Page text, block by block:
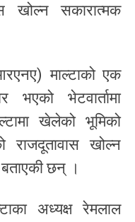
खोल्न सकारात्मक
माल्टाको एक
भएको भेटवार्तामा
खेलेको भूमिको
राजदूतावास खोल्न
छन् ।
अध्यक्ष रेमलाल